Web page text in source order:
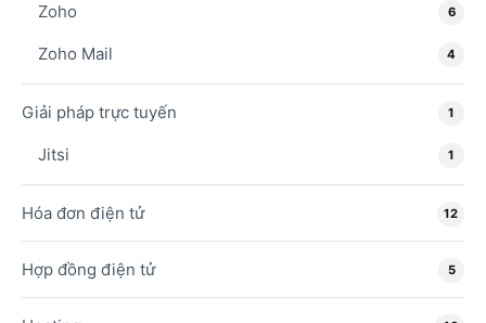
Zoho 6
Zoho Mail 4
Giải pháp trực tuyến 1
Jitsi 1
Hóa đơn điện tử 12
Hợp đồng điện tử 5